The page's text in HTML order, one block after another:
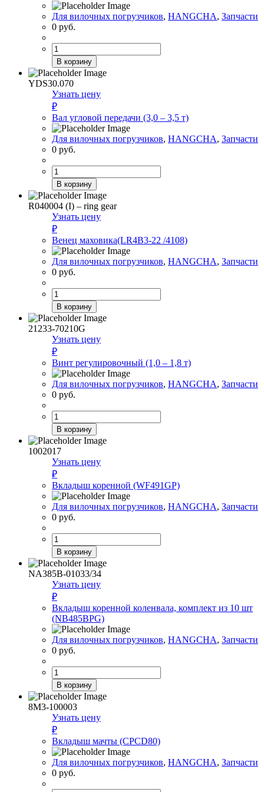
Для вилочных погрузчиков, HANGCHA, Запчасти
0 руб.
Количество
товара
Вал
угловой
передачи
(1,0
–
1,8
т)
В корзину
YDS30.070
Узнать цену
₽
Вал угловой передачи (3,0 – 3,5 т)
Для вилочных погрузчиков, HANGCHA, Запчасти
0 руб.
Количество
товара
Вал
угловой
передачи
(3,0
–
3,5
т)
В корзину
R040004 (I) – ring gear
Узнать цену
₽
Венец маховика(LR4B3-22 /4108)
Для вилочных погрузчиков, HANGCHA, Запчасти
0 руб.
Количество
товара
Венец
маховика(LR4B3-
22
/4108)
В корзину
21233-70210G
Узнать цену
₽
Винт регулировочный (1,0 – 1,8 т)
Для вилочных погрузчиков, HANGCHA, Запчасти
0 руб.
Количество
товара
Винт
регулировочный
(1,0
–
1,8
т)
В корзину
1002017
Узнать цену
₽
Вкладыш коренной (WF491GP)
Для вилочных погрузчиков, HANGCHA, Запчасти
0 руб.
Количество
товара
Вкладыш
коренной
(WF491GP)
В корзину
NA385B-01033/34
Узнать цену
₽
Вкладыш коренной коленвала, комплект из 10 шт
(NB485BPG)
Для вилочных погрузчиков, HANGCHA, Запчасти
0 руб.
Количество
товара
Вкладыш
коренной
коленвала,
комплект
из
10
шт
(NB485BPG)
В корзину
8M3-100003
Узнать цену
₽
Вкладыш мачты (CPCD80)
Для вилочных погрузчиков, HANGCHA, Запчасти
0 руб.